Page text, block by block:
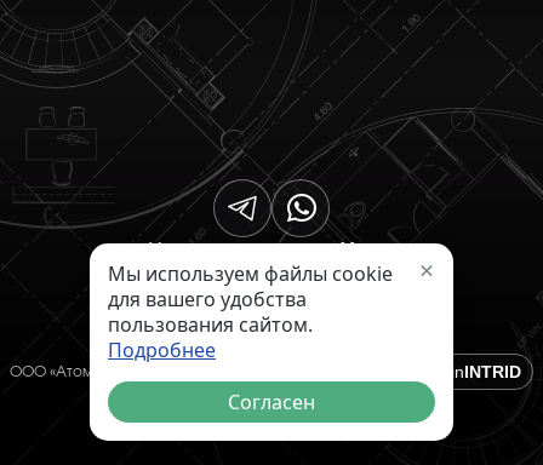
г. Нововоронеж, ул. Мира,
3А
+7 (473) 645 50-07
atominfo@atom-info.ru
ООО «АтомИнфо» 2016-2026 made inINTRID
Мы используем файлы cookie
для вашего удобства
пользования сайтом.
Подробнее
Согласен
×